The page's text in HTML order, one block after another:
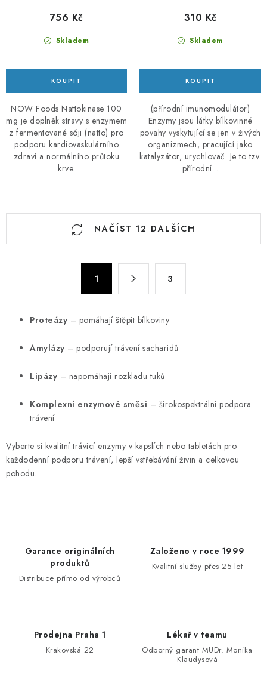
Skladem
756 Kč
NOW Foods Nattokinase 100
mg je doplněk stravy s enzymem
z fermentované sóji (natto) pro
podporu kardiovaskulárního
zdraví a normálního průtoku
krve.
Skladem
310 Kč
(přírodní imunomodulátor)
Enzymy jsou látky bílkovinné
povahy vyskytující se jen v živých
organizmech, pracující jako
katalyzátor, urychlovač. Je to tzv.
přírodní...
ý
p
i
s
NAČÍST 12 DALŠÍCH
1 3
Proteázy – pomáhají štěpit bílkoviny
Amylázy – podporují trávení sacharidů
Lipázy – napomáhají rozkladu tuků
Komplexní enzymové směsi – širokospektrální podpora
trávení
Vyberte si kvalitní trávicí enzymy v kapslích nebo tabletách pro
každodenní podporu trávení, lepší vstřebávání živin a celkovou
pohodu.
Garance originálních
produktů
Distribuce přímo od výrobců
Založeno v roce 1999
Kvalitní služby přes 25 let
Prodejna Praha 1
Krakovská 22
Lékař v teamu
Odborný garant MUDr. Monika
Klaudysová